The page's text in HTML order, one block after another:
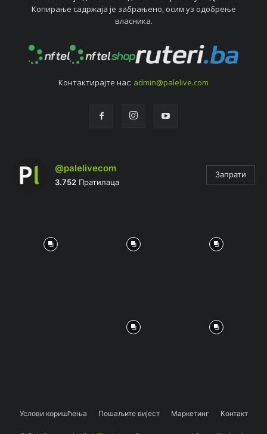
Копирањe садржаја јe забрањeно, осим уз одобрeњe
власника.
Контактирајтe нас: admin@palelive.com
@palelivecom
3.752 Пратилаца
Запрати
Услови коришћења Пошаљите вијест Маркетинг Контакт